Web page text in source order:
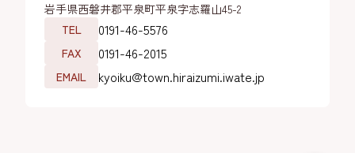
岩手県西磐井郡平泉町平泉字志羅山45-2
TEL
0191-46-5576
FAX 0191-46-2015
EMAIL kyoiku@town.hiraizumi.iwate.jp